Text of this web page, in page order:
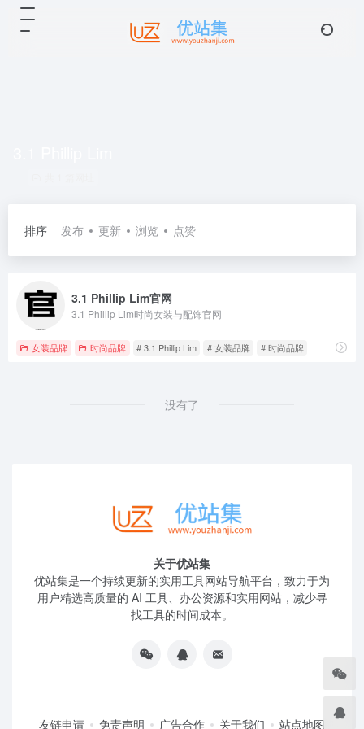
排序 发布 更新 浏览 点赞
3.1 Phillip Lim官网
3.1 Phillip Lim时尚女装与配饰官网
女装品牌 时尚品牌 # 3.1 Phillip Lim # 女装品牌 # 时尚品牌
没有了
关于优站集
优站集是一个持续更新的实用工具网站导航平台，致力于为
用户精选高质量的 AI 工具、办公资源和实用网站，减少寻
找工具的时间成本。
友链申请 免责声明 广告合作 关于我们 站点地图